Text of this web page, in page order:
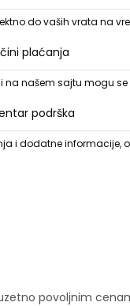
do vaših vrata na
plaćanja
na našem sajtu mogu
podrška
i dodatne informacije,
povoljnim